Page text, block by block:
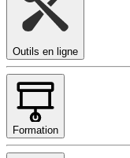
Outils en ligne
Formation